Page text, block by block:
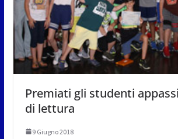
Premiati gli studenti
di lettura
9 Giugno 2018